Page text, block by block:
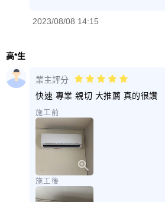
2023/08/08 14:15
高*生
業主評分
快速 專業 親切 大推薦 真的很讚
施工前
施工後